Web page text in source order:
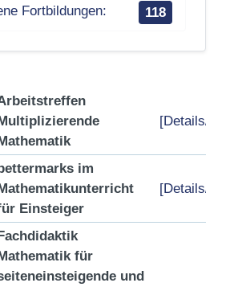
Fortbildungen: 118
[Details/
im
Einsteiger
[Details/
für
und